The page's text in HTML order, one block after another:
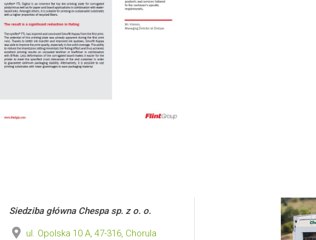
Siedziba główna Chespa sp. z o. o.
ul. Opolska 10 A, 47-316, Chorula